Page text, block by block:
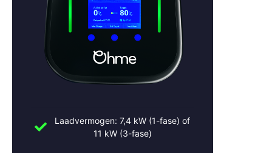
Benieuwd welke laadoplossing het best past bij jouw
auto, woning of bedrijf in Apeldoorn? Bel of mail ons
vandaag nog voor advies of een vrijblijvende offerte.
Slimme Opladers – voor zorgeloos laden in Apeldoorn
en omgeving.
www.slimmeopladers.nl
Laadvermogen: 7,4 kW (1-fase) of
11 kW (3-fase)